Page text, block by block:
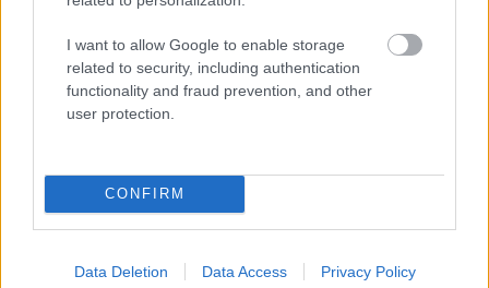
I want to allow Google to enable storage
related to security, including authentication
functionality and fraud prevention, and other
user protection.
CONFIRM
Data Deletion Data Access Privacy Policy